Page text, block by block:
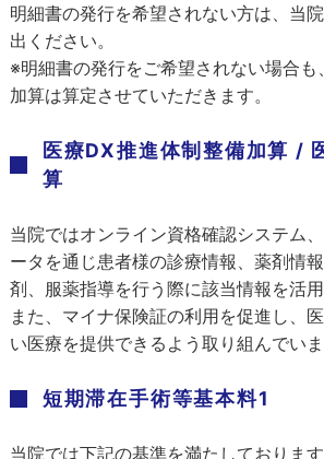
明細書の発行を希望されない方は、当
出ください。
※明細書の発行をご希望されない場合
加算は算定させていただきます。
医療DX推進体制整備加算 /
算
当院ではオンライン資格確認システム
ータを通じ患者様の診療情報、薬剤情
剤、服薬指導を行う際に該当情報を活用
また、マイナ保険証の利用を促進し、
い医療を提供できるよう取り組んでいま
短期滞在手術等基本料1
当院では下記の基準を満たしております